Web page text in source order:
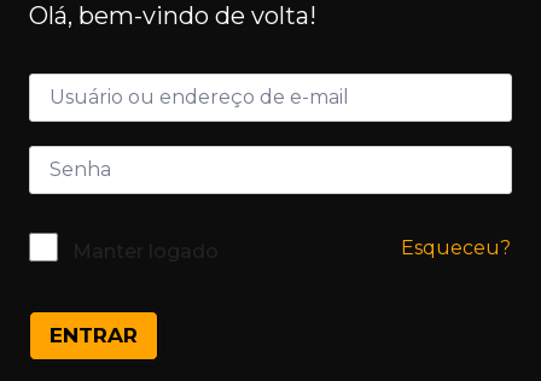
Olá, bem-vindo de volta!
Manter logado Esqueceu?
ENTRAR